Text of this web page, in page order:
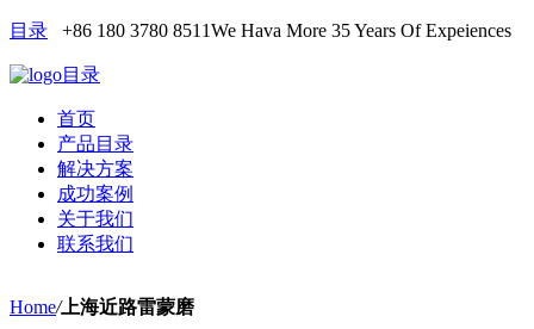
目录 +86 180 3780 8511We Hava More 35 Years Of Expeiences
目录
首页
产品目录
解决方案
成功案例
关于我们
联系我们
Home/上海近路雷蒙磨